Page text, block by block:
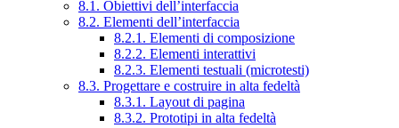
8.1. Obiettivi dell’interfaccia
8.2. Elementi dell’interfaccia
8.2.1. Elementi di composizione
8.2.2. Elementi interattivi
8.2.3. Elementi testuali (microtesti)
8.3. Progettare e costruire in alta fedeltà
8.3.1. Layout di pagina
8.3.2. Prototipi in alta fedeltà